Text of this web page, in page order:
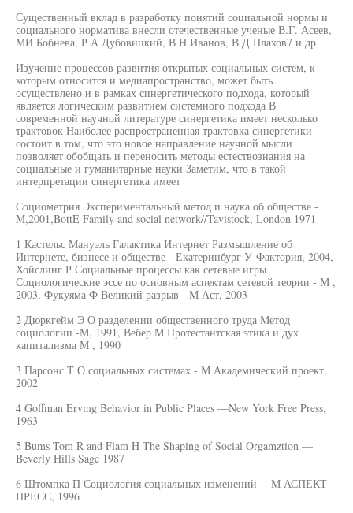
Существенный вклад в разработку понятий социальной нормы и
социального норматива внесли отечественные ученые В.Г. Асеев,
МИ Бобнева, Р А Дубовицкий, В Н Иванов, В Д Плахов7 и др
Изучение процессов развития открытых социальных систем, к
которым относится и медиапространство, может быть
осуществлено и в рамках синергетического подхода, который
является логическим развитием системного подхода В
современной научной литературе синергетика имеет несколько
трактовок Наиболее распространенная трактовка синергетики
состоит в том, что это новое направление научной мысли
позволяет обобщать и переносить методы естествознания на
социальные и гуманитарные науки Заметим, что в такой
интерпретации синергетика имеет
Социометрия Экспериментальный метод и наука об обществе -
M,2001,BottE Family and social network//Tavistock, London 1971
1 Кастельс Мануэль Галактика Интернет Размышление об
Интернете, бизнесе и обществе - Екатеринбург У-Фактория, 2004,
Хойслинг Р Социальные процессы как сетевые игры
Социологические эссе по основным аспектам сетевой теории - М ,
2003, Фукуяма Ф Великий разрыв - М Аст, 2003
2 Дюркгейм Э О разделении общественного труда Метод
социологии -М, 1991, Вебер М Протестантская этика и дух
капитализма М , 1990
3 Парсонс Т О социальных системах - М Академический проект,
2002
4 Goffman Ervmg Behavior in Public Places —New York Free Press,
1963
5 Bums Tom R and Flam H The Shaping of Social Orgamztion —
Beverly Hills Sage 1987
6 Штомпка П Социология социальных изменений —М АСПЕКТ-
ПРЕСС, 1996